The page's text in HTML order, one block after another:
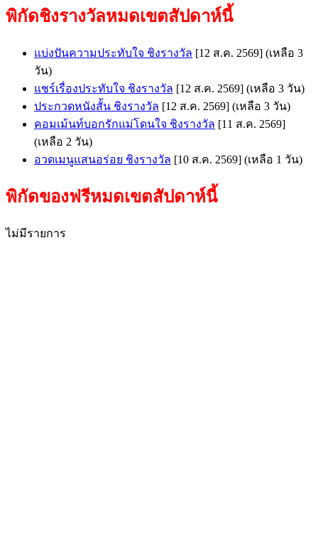
พิกัดชิงรางวัลหมดเขตสัปดาห์นี้
แบ่งปันความประทับใจ ชิงรางวัล [12 ส.ค. 2569] (เหลือ 3
วัน)
แชร์เรื่องประทับใจ ชิงรางวัล [12 ส.ค. 2569] (เหลือ 3 วัน)
ประกวดหนังสั้น ชิงรางวัล [12 ส.ค. 2569] (เหลือ 3 วัน)
คอมเม้นท์บอกรักแม่โดนใจ ชิงรางวัล [11 ส.ค. 2569]
(เหลือ 2 วัน)
อวดเมนูแสนอร่อย ชิงรางวัล [10 ส.ค. 2569] (เหลือ 1 วัน)
พิกัดของฟรีหมดเขตสัปดาห์นี้
ไม่มีรายการ